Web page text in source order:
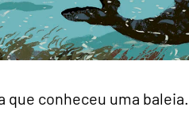
que conheceu uma